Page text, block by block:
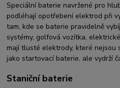
Speciální baterie navržené pro
podléhají opotřebení elektrod při
tam, kde se baterie pravidelně
systémy, golfová vozítka,
mají tlusté elektrody, které nejsou
jako startovací baterie, ale vydrží
Staniční baterie